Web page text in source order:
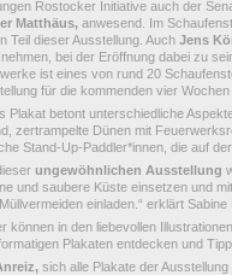
Rostocker Initiative auch der
Matthäus, anwesend. Im
Teil dieser Ausstellung. Auch Jens
bei der Eröffnung dabei zu
ist eines von rund 20
für die kommenden vier
Plakat betont unterschiedliche
zertrampelte Dünen mit
Stand-Up-Paddler*innen, die auf
ungewöhnlichen Ausstellung
und saubere Küste einsetzen und
einladen.“ erklärt
können in den liebevollen
Plakaten entdecken und
sich alle Plakate der